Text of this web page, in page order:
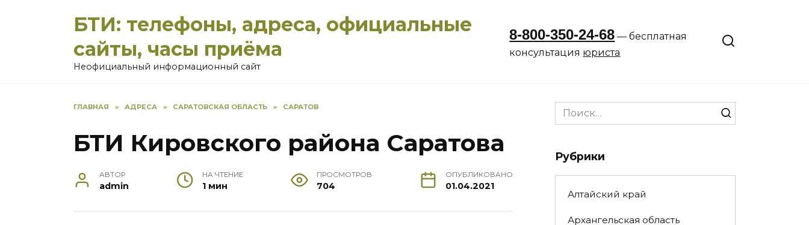
БТИ: телефоны, адреса, официальные
сайты, часы приёма
Неофициальный информационный сайт
8-800-350-24-68 — бесплатная
консультация юриста
ГЛАВНАЯ » АДРЕСА » САРАТОВСКАЯ ОБЛАСТЬ » САРАТОВ
БТИ Кировского района Саратова
АВТОР
admin
НА ЧТЕНИЕ
1 мин
ПРОСМОТРОВ
704
ОПУБЛИКОВАНО
01.04.2021
Search
for:
Рубрики
Алтайский край
Архангельская область